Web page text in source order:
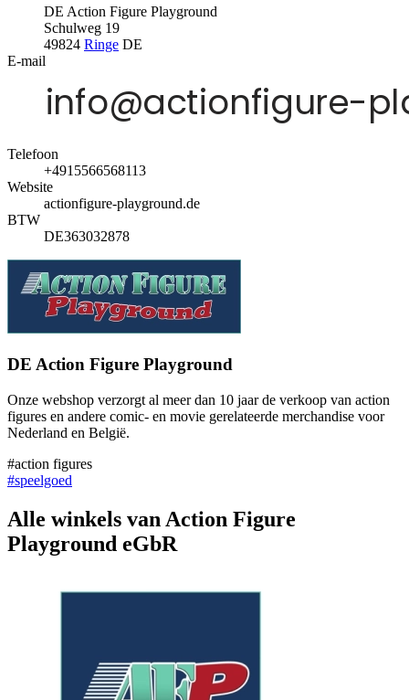
DE Action Figure Playground
Schulweg 19
49824 Ringe DE
E-mail
Telefoon
+4915566568113
Website
actionfigure-playground.de
BTW
DE363032878
DE Action Figure Playground
Onze webshop verzorgt al meer dan 10 jaar de verkoop van action
figures en andere comic- en movie gerelateerde merchandise voor
Nederland en België.
#action figures
#speelgoed
Alle winkels van Action Figure
Playground eGbR